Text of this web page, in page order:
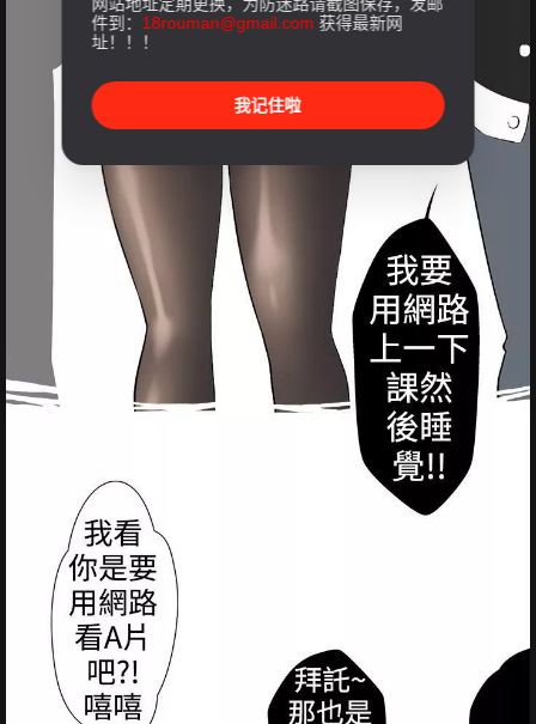
件到： 18rouman@gmail.com 获得最新网
址！！！
我记住啦